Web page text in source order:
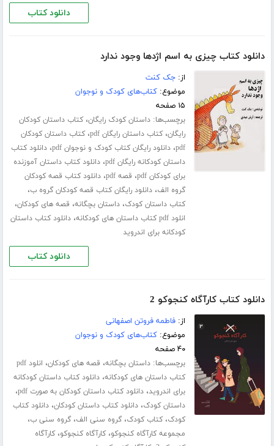
دانلود کتاب
دانلود کتاب چیزی به اسم اژدها وجود ندارد
از:جک کنت
موضوع:کتاب‌های کودک و نوجوان
۱۵ صفحه
برچسب‌ها:داستان کودک رایگان،کتاب داستان کودکان
رایگان،کتاب داستان رایگان pdf ،کتاب داستان کودکان
pdf،دانلود رایگان کتاب کودک و نوجوان pdf ،دانلود کتاب
داستان کودکانه رایگان pdf
،دانلود کتاب داستان آموزنده
برای کودکان pdf
، قصه pdf ،دانلود کتاب قصه کودکان
گروه الف،دانلود رایگان کتاب قصه کودکان گروه ب،
کتاب داستان کودک،داستان بچگانه، قصه های کودکان،
انلود pdf کتاب داستان های کودکانه ،دانلود کتاب داستان
کودکانه برای اندروید
دانلود کتاب
دانلود کتاب کارآگاه کنجوکو 2
از:فاطمه فروتن اصفهانی
موضوع:کتاب‌های کودک و نوجوان
۴۰ صفحه
برچسب‌ها:داستان بچگانه، قصه های کودکان،
انلود pdf
کتاب داستان های کودکانه،دانلود کتاب داستان کودکانه
برای اندروید،دانلود کتاب داستان کودکان به صورت pdf ،
داستان کودک،دانلود کتاب داستان کودکان،دانلود کتاب
کودک،کتاب کودک،گروه سنی الف،گروه سنی ب،
مجموعه کارآگاه کنجوکو،کارآگاه کنجوکو،کارآگاه